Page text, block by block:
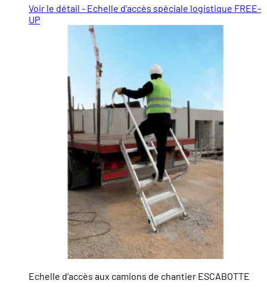
Voir le détail - Echelle d'accès spéciale logistique FREE-
UP
Echelle d'accès aux camions de chantier ESCABOTTE